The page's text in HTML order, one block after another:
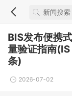
BIS发布便携
量验证指南
条)
2026-07-02